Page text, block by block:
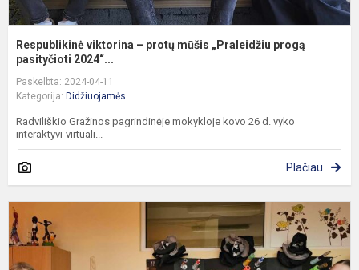
Respublikinė viktorina – protų mūšis „Praleidžiu progą
pasityčioti 2024“...
Paskelbta: 2024-04-11
Kategorija: Didžiuojamės
Radviliškio Gražinos pagrindinėje mokykloje kovo 26 d. vyko
interaktyvi-virtuali...
Plačiau